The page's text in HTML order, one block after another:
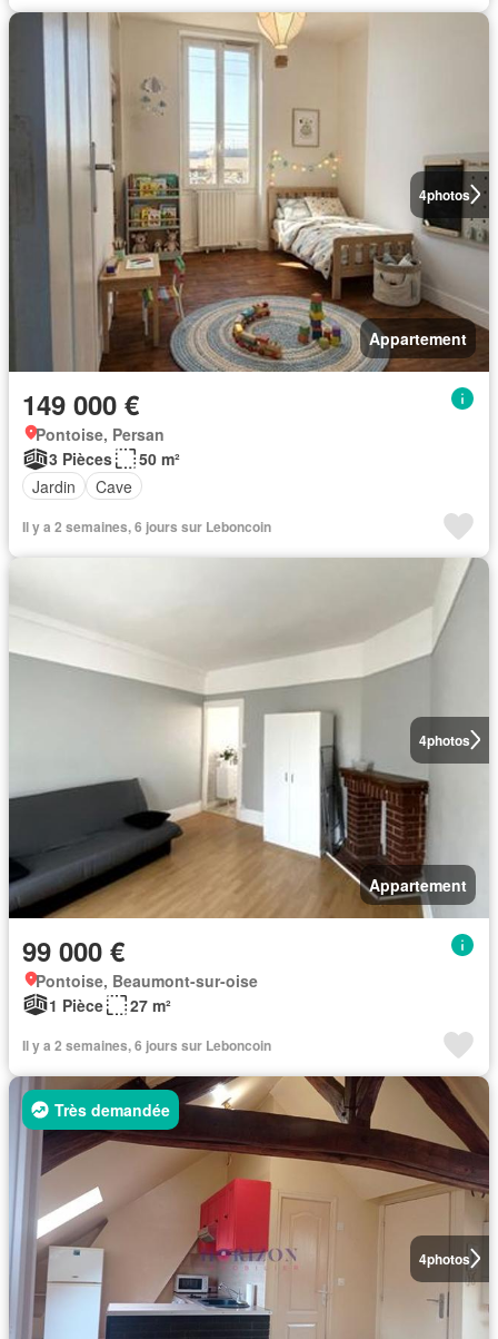
4photos
Appartement
149 000 €
Pontoise, Persan
3 Pièces
50 m²
Jardin
Cave
Il y a 2 semaines, 6 jours sur Leboncoin
4photos
Appartement
99 000 €
Pontoise, Beaumont-sur-oise
1 Pièce
27 m²
Il y a 2 semaines, 6 jours sur Leboncoin
4photos
Très demandée